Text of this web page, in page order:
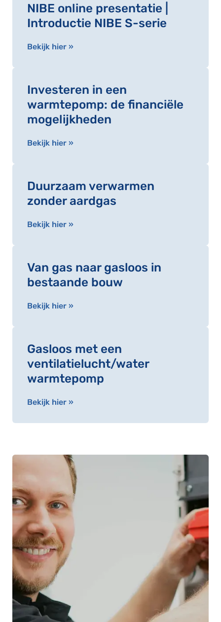
NIBE online presentatie |
Introductie NIBE S-serie
Bekijk hier »
Investeren in een
warmtepomp: de financiële
mogelijkheden
Bekijk hier »
Duurzaam verwarmen
zonder aardgas
Bekijk hier »
Van gas naar gasloos in
bestaande bouw
Bekijk hier »
Gasloos met een
ventilatielucht/water
warmtepomp
Bekijk hier »